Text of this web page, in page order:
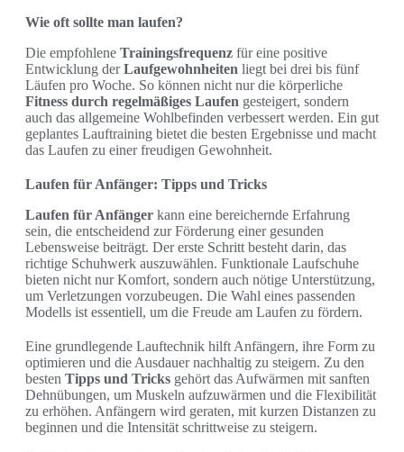
Wie oft sollte man laufen?
Die empfohlene Trainingsfrequenz für eine positive
Entwicklung derLaufgewohnheiten liegt bei drei bis fünf
Läufen pro Woche. So können nicht nur die körperliche
Fitness durch regelmäßiges Laufen gesteigert, sondern
auch das allgemeine Wohlbefinden verbessert werden. Ein gut
geplantes Lauftraining bietet die besten Ergebnisse und macht
das Laufen zu einer freudigen Gewohnheit.
Laufen für Anfänger: Tipps und Tricks
Laufen für Anfänger kann eine bereichernde Erfahrung
sein, die entscheidend zur Förderung einer gesunden
Lebensweise beiträgt. Der erste Schritt besteht darin, das
richtige Schuhwerk auszuwählen. Funktionale Laufschuhe
bieten nicht nur Komfort, sondern auch nötige Unterstützung,
um Verletzungen vorzubeugen. Die Wahl eines passenden
Modells ist essentiell, um die Freude am Laufen zu fördern.
Eine grundlegende Lauftechnik hilft Anfängern, ihre Form zu
optimieren und die Ausdauer nachhaltig zu steigern. Zu den
besten Tipps und Tricks gehört das Aufwärmen mit sanften
Dehnübungen, um Muskeln aufzuwärmen und die Flexibilität
zu erhöhen. Anfängern wird geraten, mit kurzen Distanzen zu
beginnen und die Intensität schrittweise zu steigern.